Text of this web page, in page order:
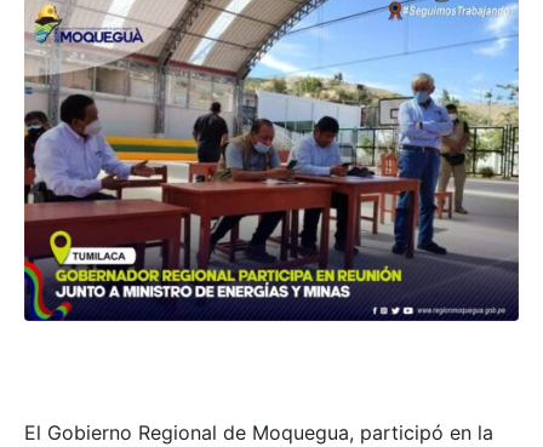
El Gobierno Regional de Moquegua, participó en la